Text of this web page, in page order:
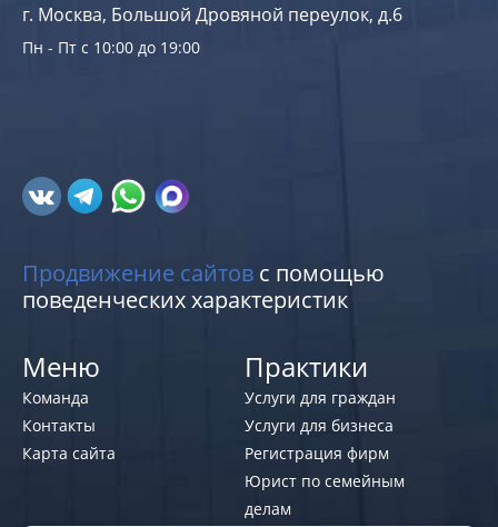
г. Москва, Большой Дровяной переулок, д.6
Пн - Пт с 10:00 до 19:00
Продвижение сайтов с помощью
поведенческих характеристик
Меню
Команда
Контакты
Карта сайта
Практики
Услуги для граждан
Услуги для бизнеса
Регистрация фирм
Юрист по семейным
делам